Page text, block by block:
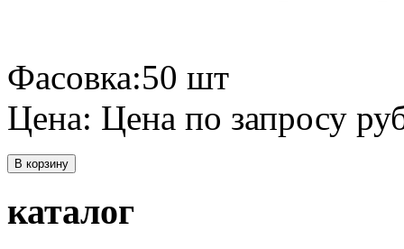
Фасовка:50 шт
Цена: Цена по запросу
В корзину
каталог